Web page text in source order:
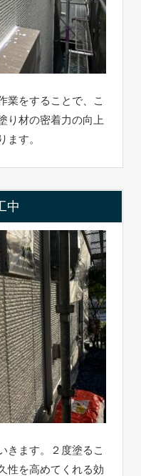
業をすることで、こ
り材の密着力の向上
ます。
中
きます。２度塗るこ
性を高めてくれる効